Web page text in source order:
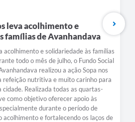
leva acolhimento e
famílias de Avanhandava
acolhimento e solidariedade às famílias
todo o mês de julho, o Fundo Social
realizou a ação Sopa nos
refeição nutritiva e muito carinho para
Realizada todas as quartas-
como objetivo oferecer apoio às
durante o período de
acolhimento e fortalecendo os laços de